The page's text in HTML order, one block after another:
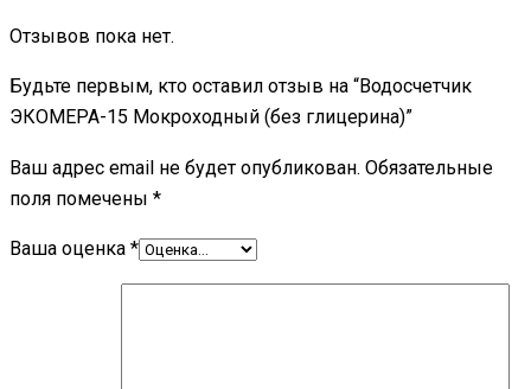
Отзывов пока нет.
Будьте первым, кто оставил отзыв на “Водосчетчик
ЭКОМЕРА-15 Мокроходный (без глицерина)”
Ваш адрес email не будет опубликован. Обязательные
поля помечены *
Ваша оценка *